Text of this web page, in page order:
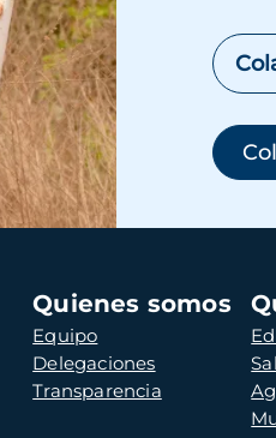
Quienes somos
Equipo
Delegaciones
Transparencia